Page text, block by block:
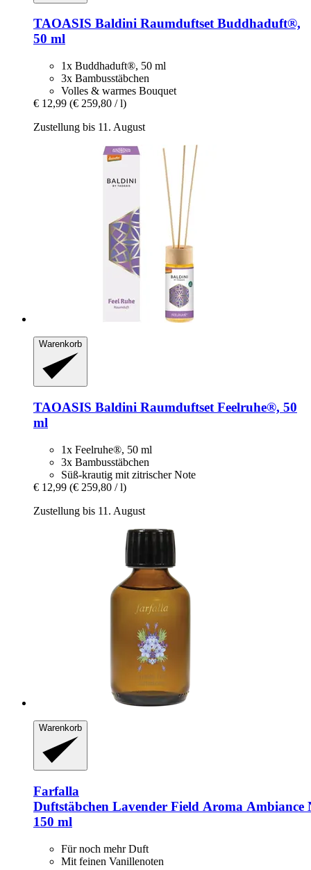
TAOASIS Baldini Raumduftset Buddhaduft®,
50 ml
1x Buddhaduft®, 50 ml
3x Bambusstäbchen
Volles & warmes Bouquet
€ 12,99 (€ 259,80 / l)
Zustellung bis 11. August
Warenkorb
TAOASIS Baldini Raumduftset Feelruhe®, 50
ml
1x Feelruhe®, 50 ml
3x Bambusstäbchen
Süß-krautig mit zitrischer Note
€ 12,99 (€ 259,80 / l)
Zustellung bis 11. August
Warenkorb
Farfalla
Duftstäbchen Lavender Field Aroma Ambiance
150 ml
Für noch mehr Duft
Mit feinen Vanillenoten